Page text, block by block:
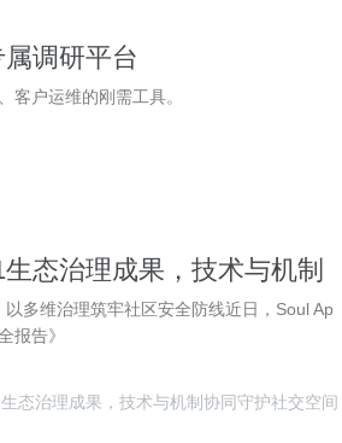
调研平台
客户运维的刚需工具。
态治理成果，技术与机制
多维治理筑牢社区安全防线近日，Soul Ap
报告》
态治理成果，技术与机制协同守护社交空间